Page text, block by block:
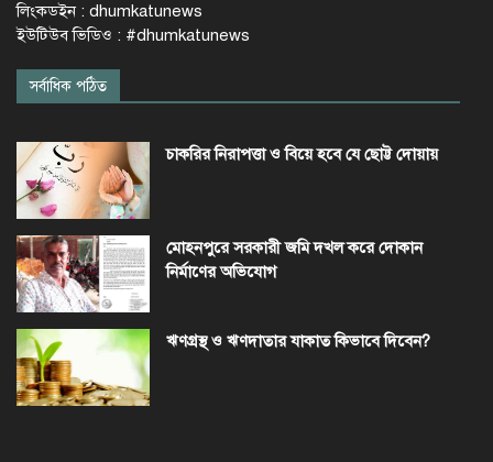
লিংকডইন : dhumkatunews
ইউটিউব ভিডিও : #dhumkatunews
সর্বাধিক পঠিত
চাকরির নিরাপত্তা ও বিয়ে হবে যে ছোট্ট দোয়ায়
মোহনপুরে সরকারী জমি দখল করে দোকান
নির্মাণের অভিযোগ
ঋণগ্রস্থ ও ঋণদাতার যাকাত কিভাবে দিবেন?